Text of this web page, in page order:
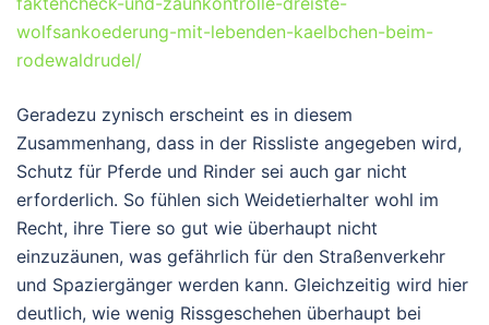
wolfsankoederung-mit-lebenden-kaelbchen-beim-
rodewaldrudel/
Geradezu zynisch erscheint es in diesem
Zusammenhang, dass in der Rissliste angegeben wird,
Schutz für Pferde und Rinder sei auch gar nicht
erforderlich. So fühlen sich Weidetierhalter wohl im
Recht, ihre Tiere so gut wie überhaupt nicht
einzuzäunen, was gefährlich für den Straßenverkehr
und Spaziergänger werden kann. Gleichzeitig wird hier
deutlich, wie wenig Rissgeschehen überhaupt bei